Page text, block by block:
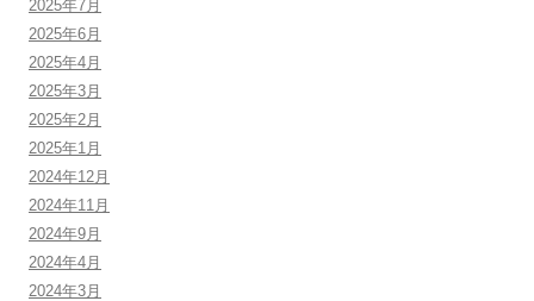
2025年7月
2025年6月
2025年4月
2025年3月
2025年2月
2025年1月
2024年12月
2024年11月
2024年9月
2024年4月
2024年3月